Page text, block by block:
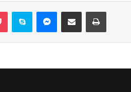
Pocket Skype Messenger
E-Posta ile paylaş Yazdır